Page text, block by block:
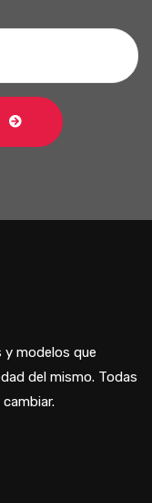
y modelos que
del mismo. Todas